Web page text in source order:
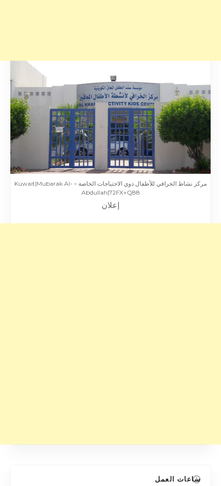
مركز نشاط الخرافي للأطفال ذوي الاحتياجات الخاصة – Kuwait|Mubarak Al-
Abdullah|72FX+Q88
إعلان
ساعات العمل